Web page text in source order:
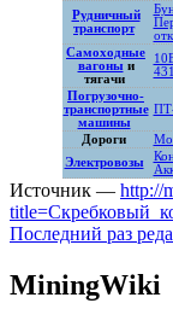
Рудничный
транспорт
Самоходные
вагоны и
тягачи
Погрузочно-
транспортные
машины
Дороги
Электровозы
Источник — http://
Последний раз
MiningWiki